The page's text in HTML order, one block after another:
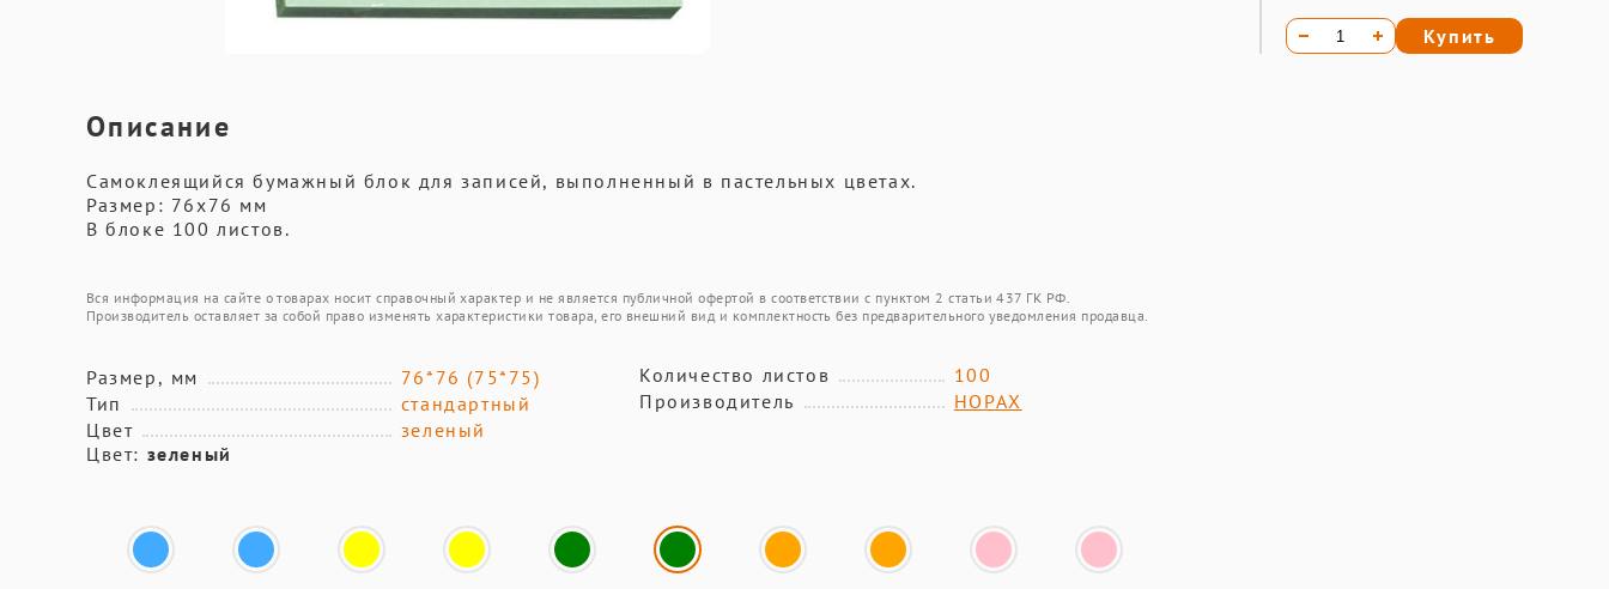
Описание
Самоклеящийся бумажный блок для записей, выполненный в пастельных цветах.
Размер: 76х76 мм
В блоке 100 листов.
Вся информация на сайте о товарах носит справочный характер и не является публичной офертой в соответствии с пунктом 2 статьи 437 ГК РФ.
Производитель оставляет за собой право изменять характеристики товара, его внешний вид и комплектность без предварительного уведомления продавца.
Размер, мм
76*76 (75*75)
Тип
стандартный
Цвет
зеленый
Количество листов
100
Производитель
HOPAX
Цвет: зеленый
Купить